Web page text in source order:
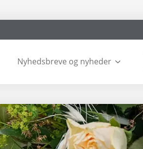
Nyhedsbreve og nyheder